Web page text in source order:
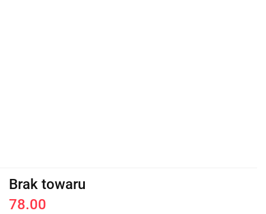
Brak towaru
78.00